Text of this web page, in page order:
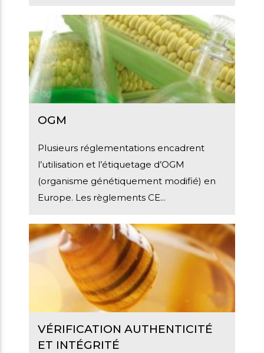
OGM
Plusieurs réglementations encadrent
l’utilisation et l’étiquetage d’OGM
(organisme génétiquement modifié) en
Europe. Les règlements CE...
VÉRIFICATION AUTHENTICITÉ
ET INTÉGRITÉ